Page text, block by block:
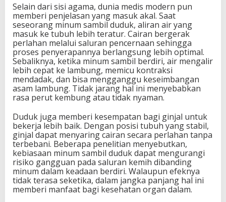
Selain dari sisi agama, dunia medis modern pun
memberi penjelasan yang masuk akal. Saat
seseorang minum sambil duduk, aliran air yang
masuk ke tubuh lebih teratur. Cairan bergerak
perlahan melalui saluran pencernaan sehingga
proses penyerapannya berlangsung lebih optimal.
Sebaliknya, ketika minum sambil berdiri, air mengalir
lebih cepat ke lambung, memicu kontraksi
mendadak, dan bisa mengganggu keseimbangan
asam lambung. Tidak jarang hal ini menyebabkan
rasa perut kembung atau tidak nyaman.
Duduk juga memberi kesempatan bagi ginjal untuk
bekerja lebih baik. Dengan posisi tubuh yang stabil,
ginjal dapat menyaring cairan secara perlahan tanpa
terbebani. Beberapa penelitian menyebutkan,
kebiasaan minum sambil duduk dapat mengurangi
risiko gangguan pada saluran kemih dibanding
minum dalam keadaan berdiri. Walaupun efeknya
tidak terasa seketika, dalam jangka panjang hal ini
memberi manfaat bagi kesehatan organ dalam.